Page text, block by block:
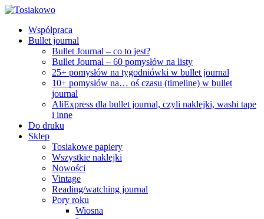
Współpraca
Bullet journal
Bullet Journal – co to jest?
Bullet Journal – 60 pomysłów na listy
25+ pomysłów na tygodniówki w bullet journal
10+ pomysłów na… oś czasu (timeline) w bullet
journal
AliExpress dla bullet journal, czyli naklejki, washi tape
i inne
Do druku
Sklep
Tosiakowe papiery
Wszystkie naklejki
Nowości
Vintage
Reading/watching journal
Pory roku
Wiosna